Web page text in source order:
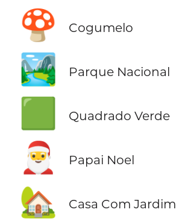
🍄 Cogumelo
🏞️ Parque Nacional
🟩 Quadrado Verde
🎅 Papai Noel
🏡 Casa Com Jardim